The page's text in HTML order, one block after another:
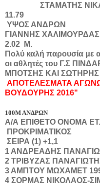
ΣΤΑΜΑΤΗΣ ΝΙΚΑΣ
11.79
ΥΨΟΣ ΑΝΔΡΩΝ
ΓΙΑΝΝΗΣ
2.02 Μ.
Πολύ καλή παρουσία με
οι αθλητές του Γ.Σ
ΜΠΟΤΣΗΣ ΚΑΙ
ΑΠΟΤΕΛΕΣΜΑΤΑ
ΒΟΥΔΟΥΡΗΣ 2016"
100Μ ΑΝΔΡΩΝ
Α/Α ΕΠΙΘΕΤΟ ΟΝΟΜΑ
ΠΡΟΚΡΙΜΑΤΙΚΟΣ
ΣΕΙΡΑ (1) +1,1
1 ΑΝΔΡΕΑΔΗΣ
2 ΤΡΙΒΥΖΑΣ
3 ΑΜΠΤΟΥ ΜΩΧΑΜΕΤ
4 ΣΟΡΜΑΣ ΝΙΚΟΛΑΟΣ-